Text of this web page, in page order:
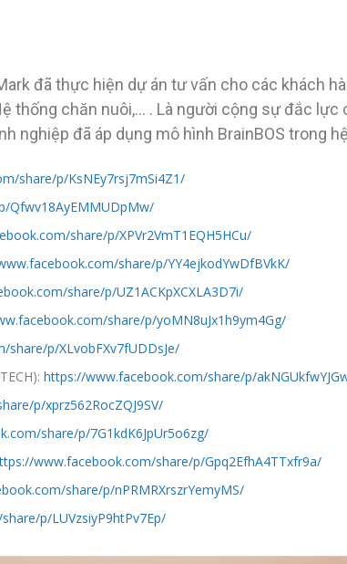
đã thực hiện dự án tư vấn cho các khách
thống chăn nuôi,… . Là người cộng sự đắc
nghiệp đã áp dụng mô hình BrainBOS trong
share/p/KsNEy7rsj7mSi4Z1/
Qfwv18AyEMMUDpMw/
share/p/XPVr2VmT1EQH5HCu/
share/p/YY4ejkodYwDfBVkK/
share/p/UZ1ACKpXCXLA3D7i/
share/p/yoMN8uJx1h9ym4Gg/
p/XLvobFXv7fUDDsJe/
https://www.facebook.com/share/p/
p/xprz562RocZQJ9SV/
share/p/7G1kdK6JpUr5o6zg/
www.facebook.com/share/p/Gpq2EfhA4TTxfr9a/
share/p/nPRMRXrszrYemyMS/
p/LUVzsiyP9htPv7Ep/